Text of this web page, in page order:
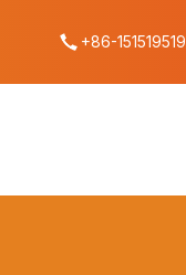
+86-